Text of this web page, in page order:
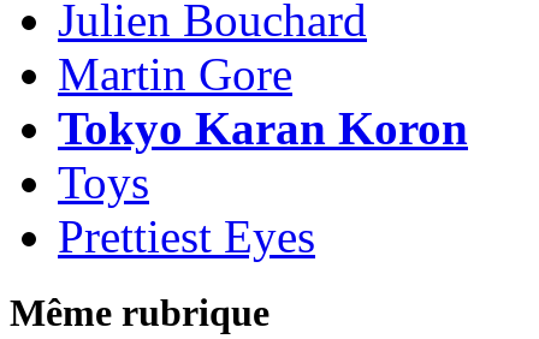
Julien Bouchard
Martin Gore
Tokyo Karan Koron
Toys
Prettiest Eyes
Même rubrique